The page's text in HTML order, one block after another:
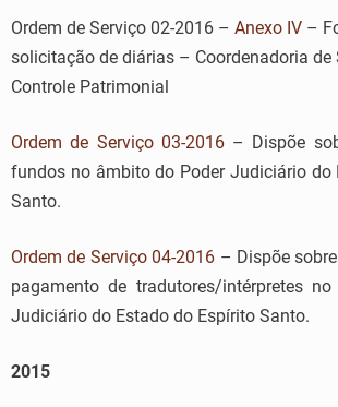
Ordem de Serviço 02-2016 – Anexo IV –
solicitação de diárias – Coordenadoria de
Controle Patrimonial
Ordem de Serviço 03-2016– Dispõe
fundos no âmbito do Poder Judiciário do
Santo.
Ordem de Serviço 04-2016 – Dispõe
pagamento de tradutores/intérpretes
Judiciário do Estado do Espírito Santo.
2015